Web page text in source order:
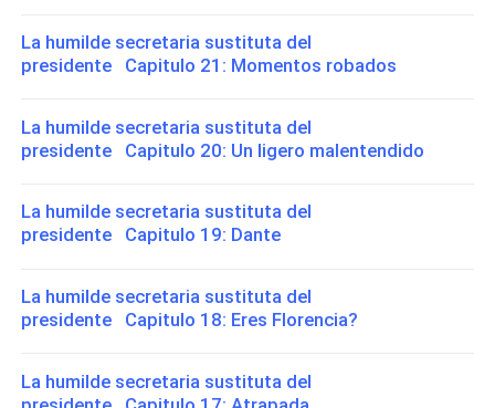
La humilde secretaria sustituta del
presidente Capitulo 21: Momentos robados
La humilde secretaria sustituta del
presidente Capitulo 20: Un ligero malentendido
La humilde secretaria sustituta del
presidente Capitulo 19: Dante
La humilde secretaria sustituta del
presidente Capitulo 18: Eres Florencia?
La humilde secretaria sustituta del